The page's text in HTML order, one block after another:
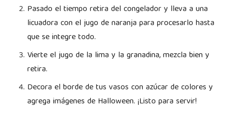
Pasado el tiempo retira del congelador y lleva a una
licuadora con el jugo de naranja para procesarlo hasta
que se integre todo.
Vierte el jugo de la lima y la granadina, mezcla bien y
retira.
Decora el borde de tus vasos con azúcar de colores y
agrega imágenes de Halloween. ¡Listo para servir!